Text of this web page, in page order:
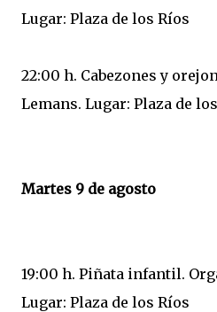
Lugar: Plaza de los Ríos
22:00 h. Cabezones y
Lemans. Lugar: Plaza de
Martes 9 de agosto
19:00 h. Piñata infantil.
Lugar: Plaza de los Ríos